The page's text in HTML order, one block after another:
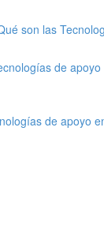
son las
de
de apoyo